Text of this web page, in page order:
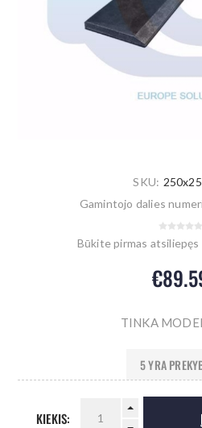
SKU:
Gamintojo dalies
Būkite pirmas
TINKA
5 YRA
KIEKIS: